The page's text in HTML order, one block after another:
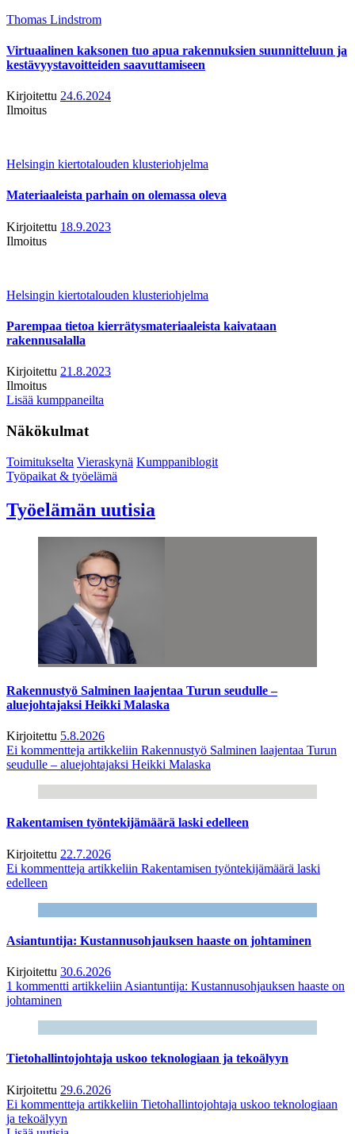
Thomas Lindstrom
Virtuaalinen kaksonen tuo apua rakennuksien suunnitteluun ja
kestävyystavoitteiden saavuttamiseen
Kirjoitettu 24.6.2024
Ilmoitus
Helsingin kiertotalouden klusteriohjelma
Materiaaleista parhain on olemassa oleva
Kirjoitettu 18.9.2023
Ilmoitus
Helsingin kiertotalouden klusteriohjelma
Parempaa tietoa kierrätysmateriaaleista kaivataan
rakennusalalla
Kirjoitettu 21.8.2023
Ilmoitus
Lisää kumppaneilta
Näkökulmat
Toimitukselta Vieraskynä Kumppaniblogit
Työpaikat & työelämä
Työelämän uutisia
Rakennustyö Salminen laajentaa Turun seudulle –
aluejohtajaksi Heikki Malaska
Kirjoitettu 5.8.2026
Ei kommentteja artikkeliin Rakennustyö Salminen laajentaa Turun
seudulle – aluejohtajaksi Heikki Malaska
Rakentamisen työntekijämäärä laski edelleen
Kirjoitettu 22.7.2026
Ei kommentteja artikkeliin Rakentamisen työntekijämäärä laski
edelleen
Asiantuntija: Kustannusohjauksen haaste on johtaminen
Kirjoitettu 30.6.2026
1 kommentti artikkeliin Asiantuntija: Kustannusohjauksen haaste on
johtaminen
Tietohallintojohtaja uskoo teknologiaan ja tekoälyyn
Kirjoitettu 29.6.2026
Ei kommentteja artikkeliin Tietohallintojohtaja uskoo teknologiaan
ja tekoälyyn